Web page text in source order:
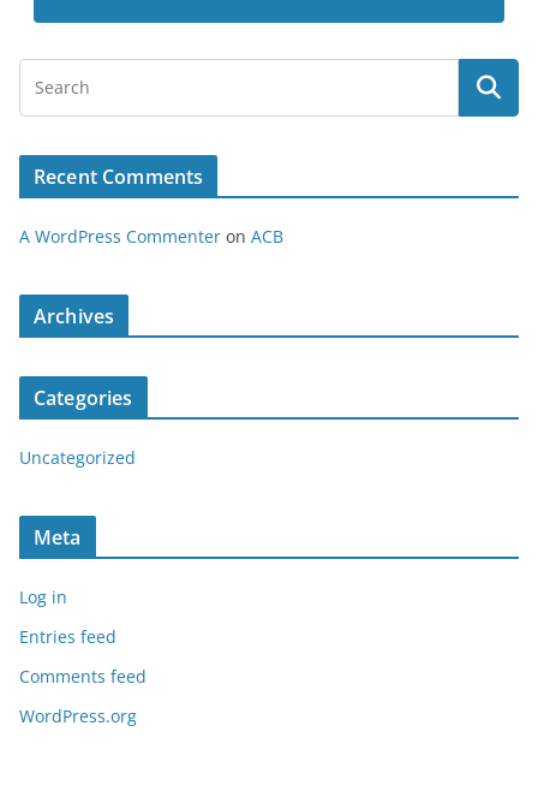
Recent Comments
A WordPress Commenter on ACB
Archives
Categories
Uncategorized
Meta
Log in
Entries feed
Comments feed
WordPress.org